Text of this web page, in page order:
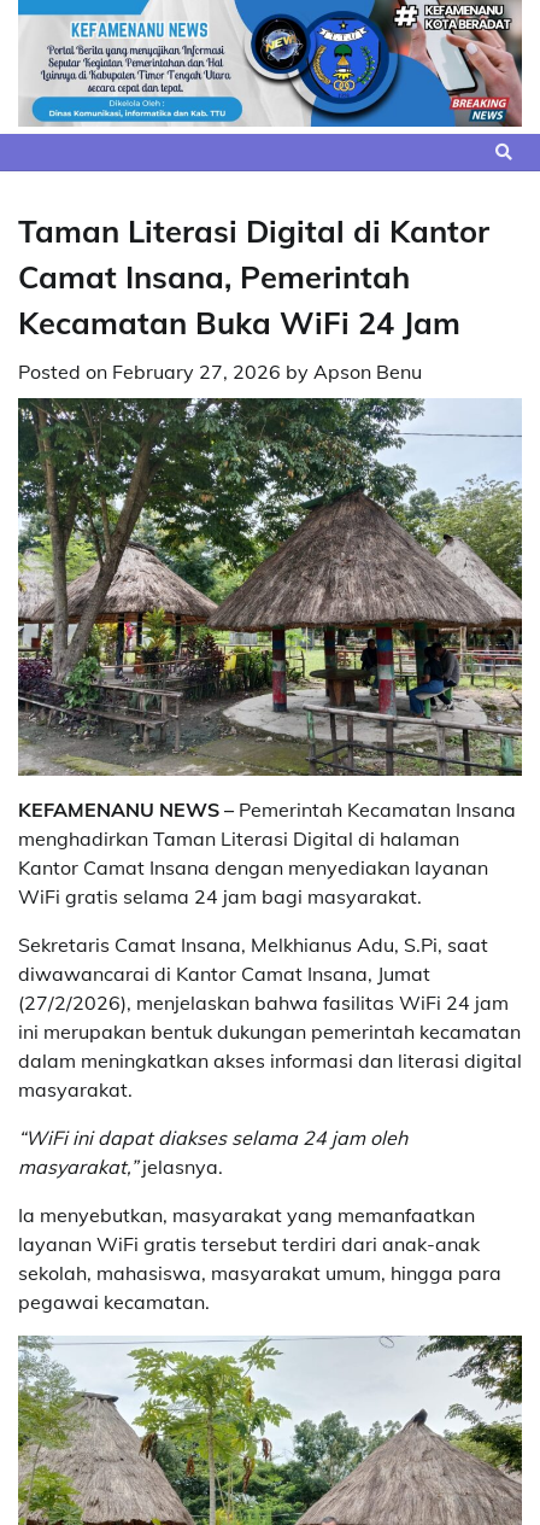
Skip
content
Taman Literasi Digital di Kantor
Camat Insana, Pemerintah
Kecamatan Buka WiFi 24 Jam
Posted on February 27, 2026 by Apson Benu
KEFAMENANU NEWS – Pemerintah Kecamatan Insana
menghadirkan Taman Literasi Digital di halaman
Kantor Camat Insana dengan menyediakan layanan
WiFi gratis selama 24 jam bagi masyarakat.
Sekretaris Camat Insana, Melkhianus Adu, S.Pi, saat
diwawancarai di Kantor Camat Insana, Jumat
(27/2/2026), menjelaskan bahwa fasilitas WiFi 24 jam
ini merupakan bentuk dukungan pemerintah kecamatan
dalam meningkatkan akses informasi dan literasi digital
masyarakat.
“WiFi ini dapat diakses selama 24 jam oleh
masyarakat,”jelasnya.
Ia menyebutkan, masyarakat yang memanfaatkan
layanan WiFi gratis tersebut terdiri dari anak-anak
sekolah, mahasiswa, masyarakat umum, hingga para
pegawai kecamatan.